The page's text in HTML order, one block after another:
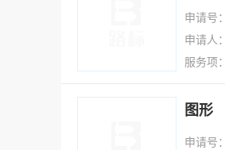
申请号：
申请人：
服务项：
图形
申请号：